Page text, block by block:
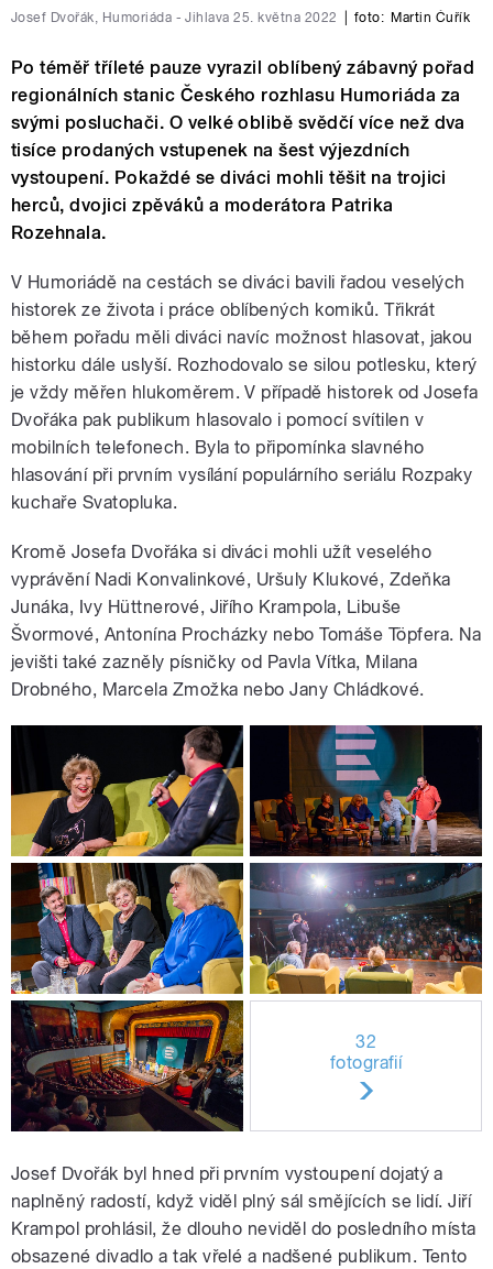
Josef Dvořák, Humoriáda - Jihlava 25. května 2022 foto: Martin Čuřík
Po téměř tříleté pauze vyrazil oblíbený zábavný pořad
regionálních stanic Českého rozhlasu Humoriáda za
svými posluchači. O velké oblibě svědčí více než dva
tisíce prodaných vstupenek na šest výjezdních
vystoupení. Pokaždé se diváci mohli těšit na trojici
herců, dvojici zpěváků a moderátora Patrika
Rozehnala.
V Humoriádě na cestách se diváci bavili řadou veselých
historek ze života i práce oblíbených komiků. Třikrát
během pořadu měli diváci navíc možnost hlasovat, jakou
historku dále uslyší. Rozhodovalo se silou potlesku, který
je vždy měřen hlukoměrem. V případě historek od Josefa
Dvořáka pak publikum hlasovalo i pomocí svítilen v
mobilních telefonech. Byla to připomínka slavného
hlasování při prvním vysílání populárního seriálu Rozpaky
kuchaře Svatopluka.
Kromě Josefa Dvořáka si diváci mohli užít veselého
vyprávění Nadi Konvalinkové, Uršuly Klukové, Zdeňka
Junáka, Ivy Hüttnerové, Jiřího Krampola, Libuše
Švormové, Antonína Procházky nebo Tomáše Töpfera. Na
jevišti také zazněly písničky od Pavla Vítka, Milana
Drobného, Marcela Zmožka nebo Jany Chládkové.
32
fotografií
Josef Dvořák byl hned při prvním vystoupení dojatý a
naplněný radostí, když viděl plný sál smějících se lidí. Jiří
Krampol prohlásil, že dlouho neviděl do posledního místa
obsazené divadlo a tak vřelé a nadšené publikum. Tento